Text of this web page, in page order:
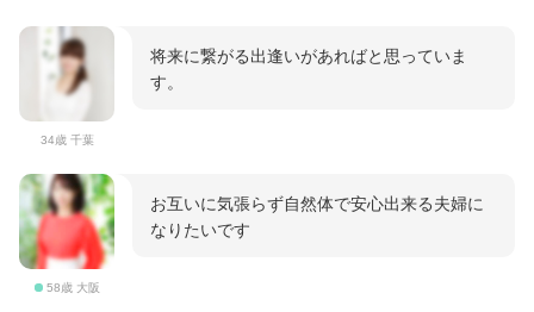
34歳 千葉
将来に繋がる出逢いがあればと思っていま
す。
58歳 大阪
お互いに気張らず自然体で安心出来る夫婦に
なりたいです